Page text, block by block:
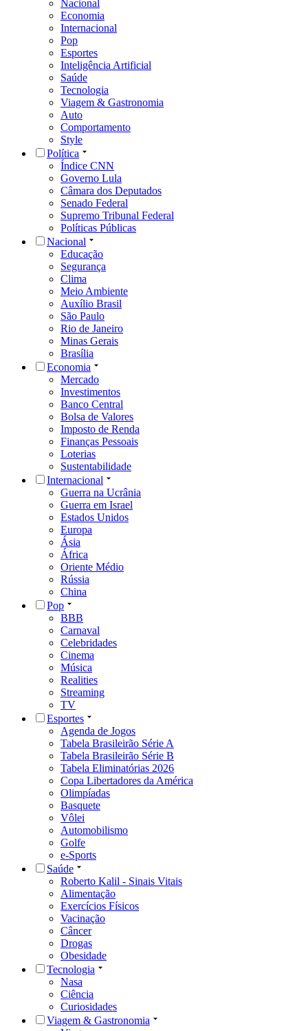
Nacional
Economia
Internacional
Pop
Esportes
Inteligência Artificial
Saúde
Tecnologia
Viagem & Gastronomia
Auto
Comportamento
Style
Política
Índice CNN
Governo Lula
Câmara dos Deputados
Senado Federal
Supremo Tribunal Federal
Políticas Públicas
Nacional
Educação
Segurança
Clima
Meio Ambiente
Auxílio Brasil
São Paulo
Rio de Janeiro
Minas Gerais
Brasília
Economia
Mercado
Investimentos
Banco Central
Bolsa de Valores
Imposto de Renda
Finanças Pessoais
Loterias
Sustentabilidade
Internacional
Guerra na Ucrânia
Guerra em Israel
Estados Unidos
Europa
Ásia
África
Oriente Médio
Rússia
China
Pop
BBB
Carnaval
Celebridades
Cinema
Música
Realities
Streaming
TV
Esportes
Agenda de Jogos
Tabela Brasileirão Série A
Tabela Brasileirão Série B
Tabela Eliminatórias 2026
Copa Libertadores da América
Olimpíadas
Basquete
Vôlei
Automobilismo
Golfe
e-Sports
Saúde
Roberto Kalil - Sinais Vitais
Alimentação
Exercícios Físicos
Vacinação
Câncer
Drogas
Obesidade
Tecnologia
Nasa
Ciência
Curiosidades
Viagem & Gastronomia